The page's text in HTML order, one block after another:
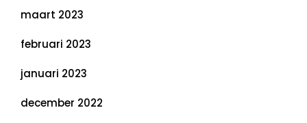
maart 2023
februari 2023
januari 2023
december 2022